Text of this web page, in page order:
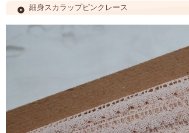
細身スカラップピンクレース